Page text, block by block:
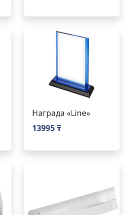
Награда «Line»
13995 ₸